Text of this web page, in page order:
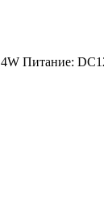
Питание: